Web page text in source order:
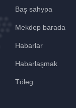
Baş sahypa
Mekdep barada
Habarlar
Habarlaşmak
Töleg